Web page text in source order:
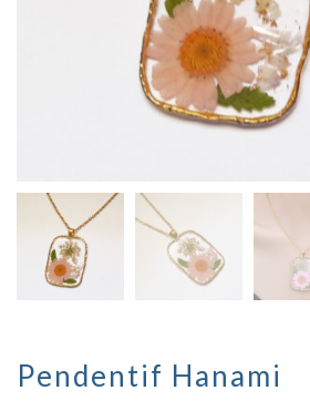
Pendentif Hanami